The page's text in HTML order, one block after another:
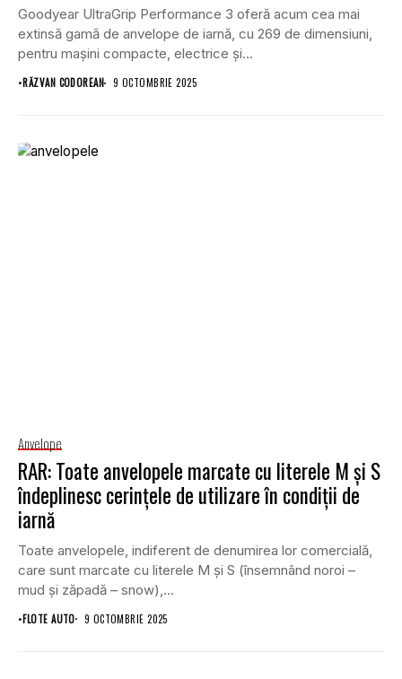
Goodyear UltraGrip Performance 3 oferă acum cea mai
extinsă gamă de anvelope de iarnă, cu 269 de dimensiuni,
pentru mașini compacte, electrice și...
•RĂZVAN CODOREAN 9 OCTOMBRIE 2025
Anvelope
RAR: Toate anvelopele marcate cu literele M şi S
îndeplinesc cerințele de utilizare în condiţii de
iarnă
Toate anvelopele, indiferent de denumirea lor comercială,
care sunt marcate cu literele M şi S (însemnând noroi –
mud și zăpadă – snow),...
•FLOTE AUTO 9 OCTOMBRIE 2025